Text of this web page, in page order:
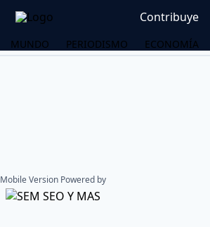
Contribuye
MUNDO PERIODISMO
ECONOMÍA
Mobile Version Powered by